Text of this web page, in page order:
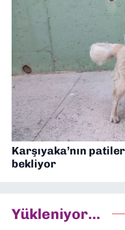
Karşıyaka’nın
bekliyor
Yükleniyor...